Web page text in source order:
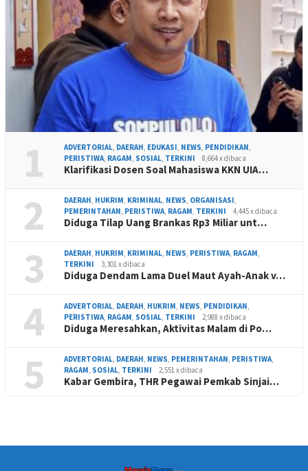
1 ADVERTORIAL DAERAH EDUKASI NEWS PENDIDIKAN
PERISTIWA RAGAM SOSIAL TERKINI 8,664 x dibaca
Klarifikasi Dosen Soal Mahasiswa KKN UIA…
2 DAERAH HUKRIM KRIMINAL NEWS ORGANISASI
PEMERINTAHAN PERISTIWA RAGAM TERKINI 4,445 x dibaca
Diduga Tilap Uang Brankas Rp3 Miliar unt…
3 DAERAH HUKRIM KRIMINAL NEWS PERISTIWA RAGAM
TERKINI
3,301 x dibaca
Diduga Dendam Lama Duel Maut Ayah-Anak v…
4 ADVERTORIAL DAERAH HUKRIM NEWS PENDIDIKAN
PERISTIWA RAGAM SOSIAL TERKINI 2,988 x dibaca
Diduga Meresahkan, Aktivitas Malam di Po…
5 ADVERTORIAL DAERAH NEWS PEMERINTAHAN PERISTIWA
RAGAM SOSIAL TERKINI 2,551 x dibaca
Kabar Gembira, THR Pegawai Pemkab Sinjai…